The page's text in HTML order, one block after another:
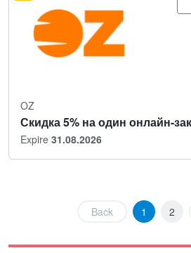
OZ
Скидка 5% на один онлайн-
Expire 31.08.2026
Back 1 2